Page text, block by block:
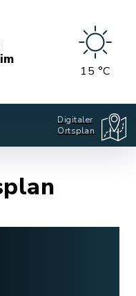
15 °C
Digitaler
Ortsplan